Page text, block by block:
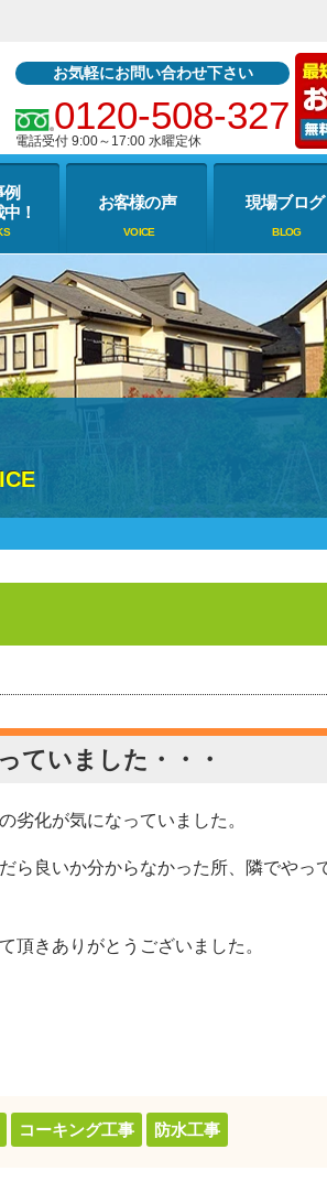
お気軽にお問い合わせ下さい
0120-508-327
電話受付 9:00～17:00 水曜定休
例
！
お客様の声 現場ブログ
ていました・・・
劣化が気になっていました。
ら良いか分からなかった所、隣でやっ
頂きありがとうございました。
コーキング工事 防水工事